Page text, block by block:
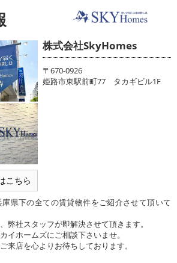
こちら
株式会社SkyHomes
〒670-0926
姫路市東駅前町77 タカギビル1F
県下の全ての賃貸物件をご紹介させて頂いて
弊社スタッフが即解決させて頂きます。
イホームズにご相談下さいませ。
来店を心よりお待ちしております。